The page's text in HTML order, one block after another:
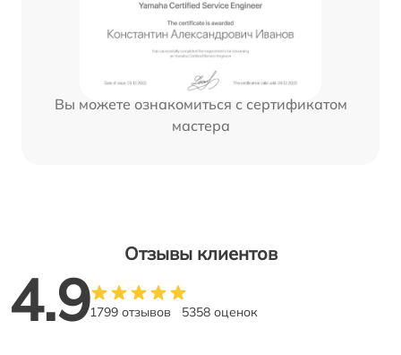
Вы можете ознакомиться с сертификатом
мастера
Отзывы клиентов
4.91799 отзывов 5358 оценок